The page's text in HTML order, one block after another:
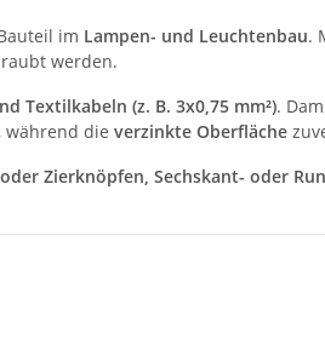
im Lampen- und Leuchtenbau.
werden.
Textilkabeln (z. B. 3x0,75 mm²).
während die verzinkte Oberfläche
Zierknöpfen, Sechskant- oder